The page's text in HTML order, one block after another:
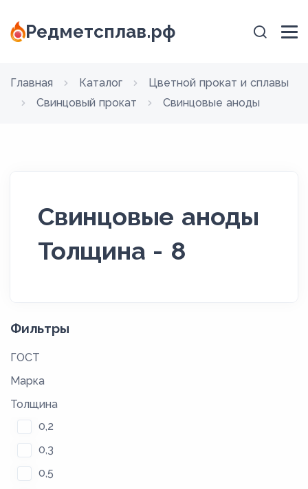
Редметсплав.рф
Главная Каталог
Цветной прокат и сплавы
Свинцовый прокат
Свинцовые аноды
Свинцовые аноды
Толщина - 8
Фильтры
ГОСТ
Марка
Толщина
0,2
0,3
0,5